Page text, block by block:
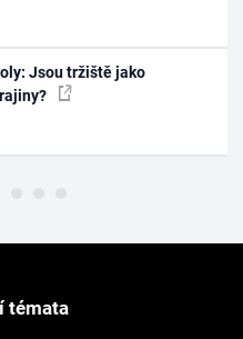
Jsou tržiště jako
témata